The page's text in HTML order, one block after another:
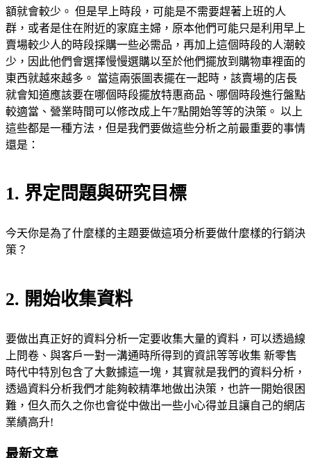
額就會較少。 但是早上時段，可能是不需要趕著上班的人
群，或者是住在附近的家庭主婦，原本他們可能只是利用早上
賣場較少人的時段採購一些必需品，再加上這個時段的人潮較
少，因此他們會選擇慢慢選購以至於他們擺放到購物車裡面的
東西就越來越多。 當這兩張圖表擺在一起時，該賣場的店長
就會知道應該要在哪個時段擺放特惠商品、哪個時段進行盤點
較適當、營業時間可以修改成上午7點開始等等的決策。 以上
這些都是一種方法，但是我們要做這些分析之前最重要的事情
還是：
1. 界定問題與研究目標
今天你是為了什麼樣的主題要做這項分析要做什麼樣的行銷決
策？
2. 開始收集資料
要做出真正好的資料分析一定要收集大量的資料，可以透過線
上問卷、與客戶一對一溝通時所得到的資訊等等收集 新零售
時代中特別包含了大數據這一塊，其實就是我們的資料分析，
透過資料分析我們才能夠較精準地做出決策，也許一開始很困
難，但久而久之你也會從中做出一些小心得並且讓自己的網店
業績高升!
最新文章